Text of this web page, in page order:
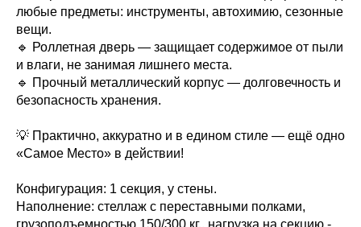
любые предметы: инструменты, автохимию, сезонные
вещи.
🔹 Роллетная дверь — защищает содержимое от пыли
и влаги, не занимая лишнего места.
🔹 Прочный металлический корпус — долговечность и
безопасность хранения.
💡 Практично, аккуратно и в едином стиле — ещё одно
«Самое Место» в действии!
Конфигурация: 1 секция, у стены.
Наполнение: стеллаж с переставными полками,
грузоподъемностью 150/300 кг., нагрузка на секцию -